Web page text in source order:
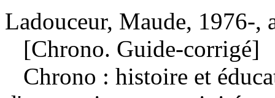
Ladouceur, Maude, 1976-,
[Chrono. Guide-corrigé]
Chrono : histoire et